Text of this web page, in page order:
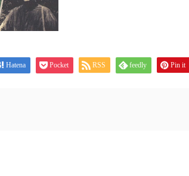
Hatena Pocket RSS feedly Pin it